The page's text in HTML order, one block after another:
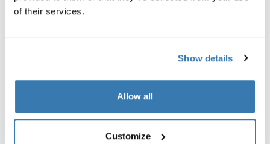
of their services.
Show details
Allow all
Customize